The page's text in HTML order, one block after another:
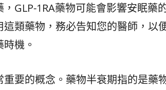
GLP-1RA藥物可能會影響安眠藥
類藥物，務必告知您的醫師，以
機。
重要的概念。藥物半衰期指的是藥